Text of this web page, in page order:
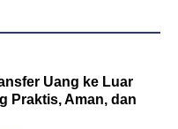
Uang ke Luar
Praktis, Aman, dan